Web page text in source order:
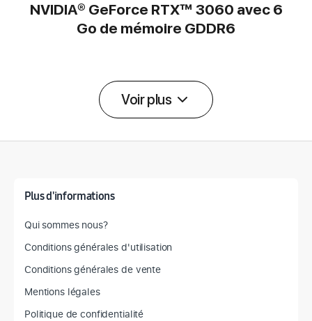
NVIDIA® GeForce RTX™ 3060 avec 6
Go de mémoire GDDR6
Voir plus
Plus d'informations
Qui sommes nous?
Conditions générales d'utilisation
Conditions générales de vente
Mentions légales
Politique de confidentialité